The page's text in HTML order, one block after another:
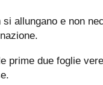
si allungano e non
prime due foglie